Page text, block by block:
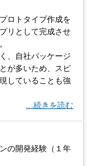
ロトタイプ作成を
リとして完成させ
、自社パッケージ
が多いため、スピ
していることも強
…続きを読む
の開発経験（１年